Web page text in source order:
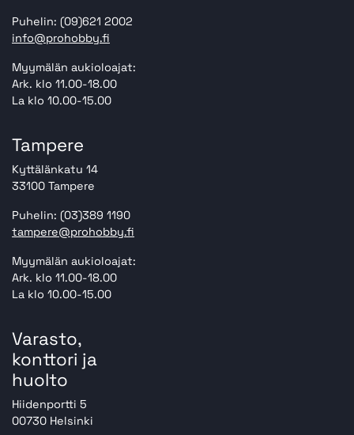
Puhelin: (09)621 2002
info@prohobby.fi
Myymälän aukioloajat:
Ark. klo 11.00-18.00
La klo 10.00-15.00
Tampere
Kyttälänkatu 14
33100 Tampere
Puhelin: (03)389 1190
tampere@prohobby.fi
Myymälän aukioloajat:
Ark. klo 11.00-18.00
La klo 10.00-15.00
Varasto,
konttori ja
huolto
Hiidenportti 5
00730 Helsinki